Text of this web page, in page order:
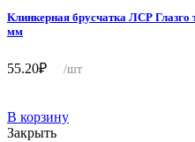
Клинкерная брусчатка ЛСР
мм
55.20₽ /шт
В корзину
Закрыть